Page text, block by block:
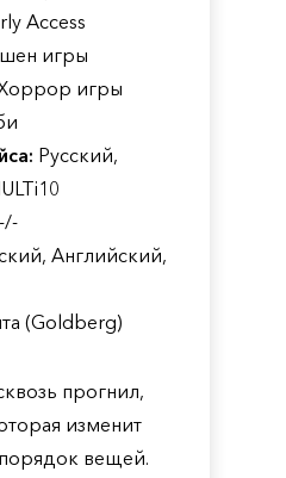
Access
игры
игры
Русский,
-/-
Английский,
(Goldberg)
прогнил,
изменит
вещей.